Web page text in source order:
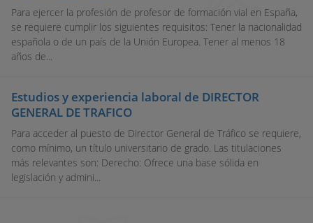
Para ejercer la profesión de profesor de formación vial en España,
se requiere cumplir los siguientes requisitos: Tener la nacionalidad
española o de un país de la Unión Europea. Tener al menos 18
años de...
Estudios y experiencia laboral de DIRECTOR
GENERAL DE TRAFICO
Para acceder al puesto de Director General de Tráfico se requiere,
como mínimo, un título universitario de grado. Las titulaciones
más relevantes son: Derecho: Ofrece una base sólida en
legislación y admini...